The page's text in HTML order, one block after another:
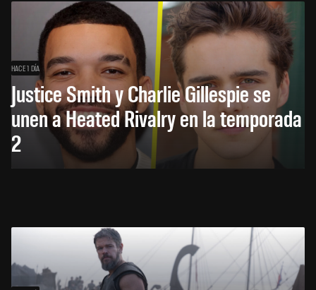
HACE 1 DÍA
Justice Smith y Charlie Gillespie se
unen a Heated Rivalry en la temporada
2